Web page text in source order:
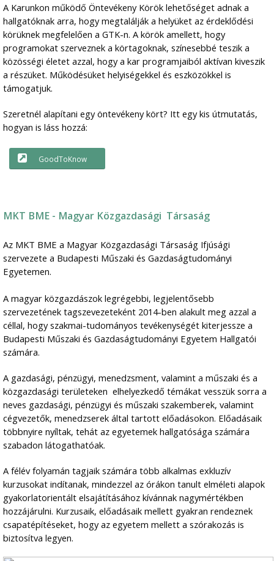
A Karunkon működő Öntevékeny Körök lehetőséget adnak a
hallgatóknak arra, hogy megtalálják a helyüket az érdeklődési
körüknek megfelelően a GTK-n. A körök amellett, hogy
programokat szerveznek a körtagoknak, színesebbé teszik a
közösségi életet azzal, hogy a kar programjaiból aktívan kiveszik
a részüket. Működésüket helyiségekkel és eszközökkel is
támogatjuk.
Szeretnél alapítani egy öntevékeny kört? Itt egy kis útmutatás,
hogyan is láss hozzá:
GoodToKnow
MKT BME - Magyar Közgazdasági Társaság
Az MKT BME a Magyar Közgazdasági Társaság Ifjúsági
szervezete a Budapesti Műszaki és Gazdaságtudományi
Egyetemen.
A magyar közgazdászok legrégebbi, legjelentősebb
szervezetének tagszevezeteként 2014-ben alakult meg azzal a
céllal, hogy szakmai-tudományos tevékenységét kiterjessze a
Budapesti Műszaki és Gazdaságtudományi Egyetem Hallgatói
számára.
A gazdasági, pénzügyi, menedzsment, valamint a műszaki és a
közgazdasági területeken elhelyezkedő témákat vesszük sorra a
neves gazdasági, pénzügyi és műszaki szakemberek, valamint
cégvezetők, menedzserek által tartott előadásokon. Előadásaik
többnyire nyíltak, tehát az egyetemek hallgatósága számára
szabadon látogathatóak.
A félév folyamán tagjaik számára több alkalmas exkluzív
kurzusokat indítanak, mindezzel az órákon tanult elméleti alapok
gyakorlatorientált elsajátításához kívánnak nagymértékben
hozzájárulni. Kurzusaik, előadásaik mellett gyakran rendeznek
csapatépítéseket, hogy az egyetem mellett a szórakozás is
biztosítva legyen.